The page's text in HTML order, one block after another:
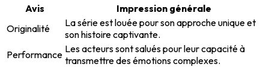
Avis
Impression générale
Originalité
La série est louée pour son approche unique et
son histoire captivante.
Performance Les acteurs sont salués pour leur capacité à
transmettre des émotions complexes.